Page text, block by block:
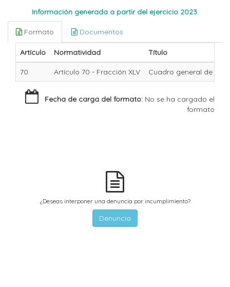
Información generada a partir del ejercicio 2023.
Formato Documentos
Artículo Normatividad Título
70 Artículo 70 - Fracción XLV Cuadro general de
Fecha de carga del formato: No se ha cargado el
formato
¿Deseas interponer una denuncia por incumplimiento?
Denuncia